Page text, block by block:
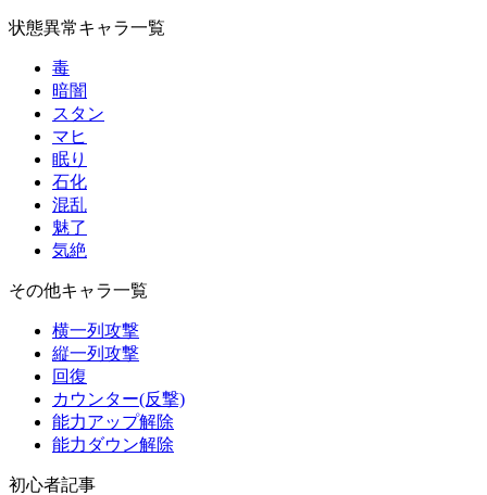
状態異常キャラ一覧
毒
暗闇
スタン
マヒ
眠り
石化
混乱
魅了
気絶
その他キャラ一覧
横一列攻撃
縦一列攻撃
回復
カウンター(反撃)
能力アップ解除
能力ダウン解除
初心者記事